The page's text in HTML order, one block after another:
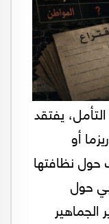
يفتقد
أو
نظافتها
حول